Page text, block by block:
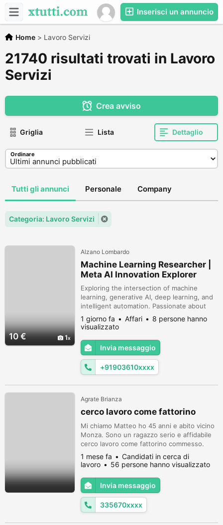
Inserisci un annuncio
Home > Lavoro Servizi
21740 risultati trovati in Lavoro
Servizi
Crea avviso
Griglia Lista Dettaglio
Ordinare
Tutti gli annunci Personale Company
Categoria: Lavoro Servizi
10 € 1
Alzano Lombardo
Machine Learning Researcher |
Meta AI Innovation Explorer
Exploring the intersection of machine
learning, generative AI, deep learning, and
intelligent automation. Passionate about
analyzing emerging What is Meta AI
frameworks, evaluating new technologies,
bridges research with real-world
applications.https://jarvislearn.com/blog/wh
at-is-meta-ai
1 giorno fa Affari
8 persone hanno
visualizzato
Invia messaggio
+91903610xxxx
Agrate Brianza
cerco lavoro come fattorino
Mi chiamo Matteo ho 45 anni e abito vicino
Monza. Sono un ragazzo serio e affidabile
cerco lavoro come fattorino commesso.
Patente b e automunito. Disponibilità
immediata. Cell 3356706279
1 mese fa
Candidati in cerca di
lavoro
56 persone hanno visualizzato
Invia messaggio
335670xxxx